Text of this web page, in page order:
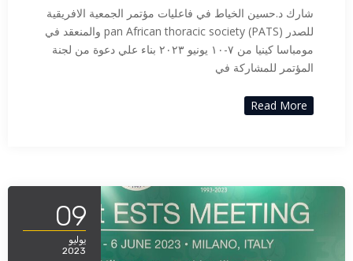
شارك د.حسين الخياط في فاعليات مؤتمر الجمعية الافريقية
للصدر pan African thoracic society (PATS) والمنعقد في
مومباسا كينيا من ٧-١٠ يونيو ٢٠٢٣ بناء علي دعوة من لجنة
المؤتمر للمشاركة في
Read More
09
يوليو
2023